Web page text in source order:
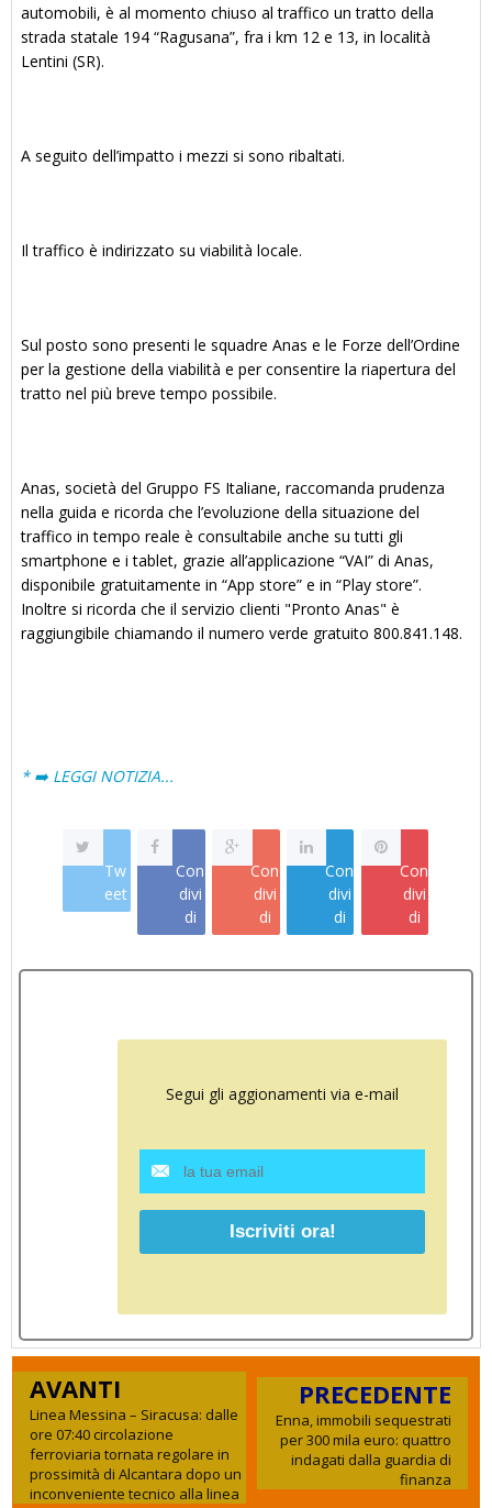
automobili, è al momento chiuso al traffico un tratto della
strada statale 194 “Ragusana”, fra i km 12 e 13, in località
Lentini (SR).
A seguito dell’impatto i mezzi si sono ribaltati.
Il traffico è indirizzato su viabilità locale.
Sul posto sono presenti le squadre Anas e le Forze dell’Ordine
per la gestione della viabilità e per consentire la riapertura del
tratto nel più breve tempo possibile.
Anas, società del Gruppo FS Italiane, raccomanda prudenza
nella guida e ricorda che l’evoluzione della situazione del
traffico in tempo reale è consultabile anche su tutti gli
smartphone e i tablet, grazie all’applicazione “VAI” di Anas,
disponibile gratuitamente in “App store” e in “Play store”.
Inoltre si ricorda che il servizio clienti "Pronto Anas" è
raggiungibile chiamando il numero verde gratuito 800.841.148.
* ➡️ LEGGI NOTIZIA...
Tw
eet
Con
divi
di
Con
divi
di
Con
divi
di
Con
divi
di
Segui gli aggionamenti via e-mail
AVANTI
Linea Messina – Siracusa: dalle
ore 07:40 circolazione
ferroviaria tornata regolare in
prossimità di Alcantara dopo un
inconveniente tecnico alla linea
PRECEDENTE
Enna, immobili sequestrati
per 300 mila euro: quattro
indagati dalla guardia di
finanza